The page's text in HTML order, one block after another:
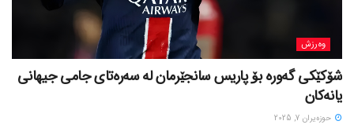
وەرزش
شۆکێکی گەورە بۆ پاریس سانجێرمان لە سەرەتای جامی جیهانی
یانەکان
حوزه‌یران 7, 2025